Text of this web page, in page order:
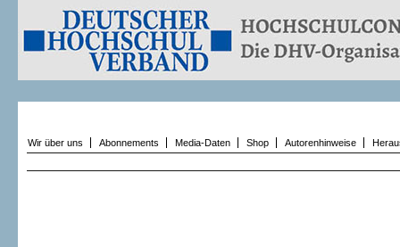
Wir über uns Abonnements Media-Daten Shop Autorenhinweise